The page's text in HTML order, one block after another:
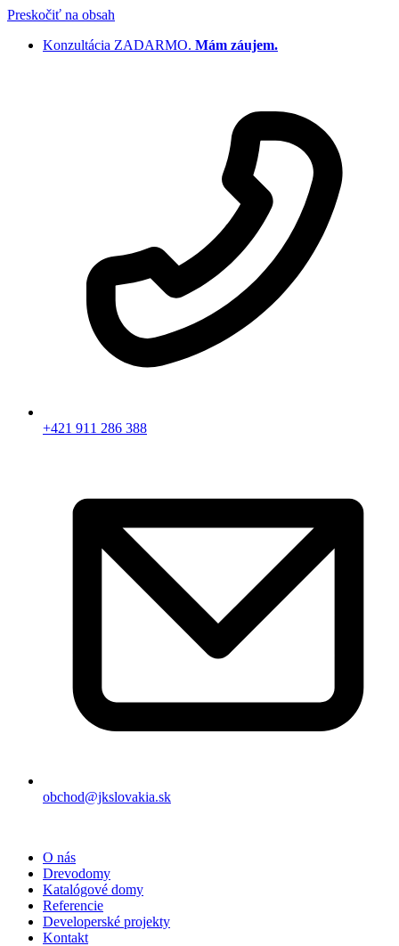
Preskočiť na obsah
Konzultácia ZADARMO. Mám záujem.
+421 911 286 388
obchod@jkslovakia.sk
O nás
Drevodomy
Katalógové domy
Referencie
Developerské projekty
Kontakt